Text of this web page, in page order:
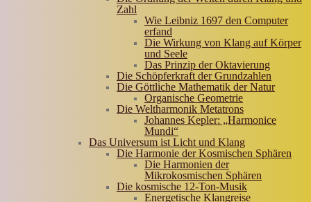
Zahl
Wie Leibniz 1697 den Computer
erfand
Die Wirkung von Klang auf Körper
und Seele
Das Prinzip der Oktavierung
Die Schöpferkraft der Grundzahlen
Die Göttliche Mathematik der Natur
Organische Geometrie
Die Weltharmonik Metatrons
Johannes Kepler: „Harmonice
Mundi“
Das Universum ist Licht und Klang
Die Harmonie der Kosmischen Sphären
Die Harmonien der
Mikrokosmischen Sphären
Die kosmische 12-Ton-Musik
Energetische Klangreise